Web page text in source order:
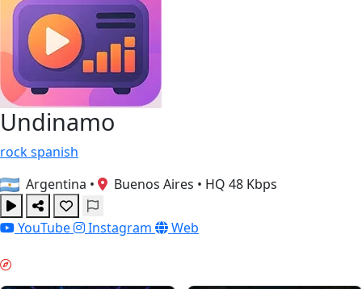
Undinamo
rockspanish
Argentina • Buenos Aires • HQ 48 Kbps
YouTube Instagram Web